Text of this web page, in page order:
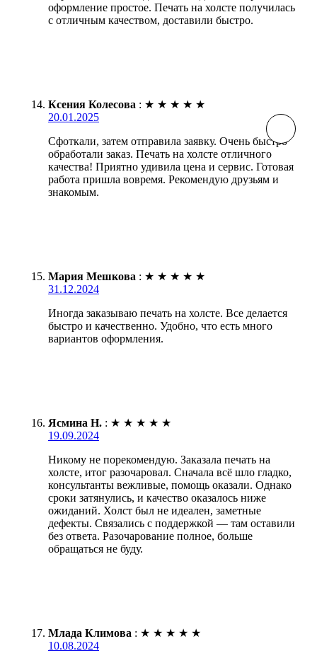
оформление простое. Печать на холсте получилась
с отличным качеством, доставили быстро.
Ксения Колесова : ★ ★ ★ ★ ★
20.01.2025
Сфоткали, затем отправила заявку. Очень быстро
обработали заказ. Печать на холсте отличного
качества! Приятно удивила цена и сервис. Готовая
работа пришла вовремя. Рекомендую друзьям и
знакомым.
Мария Мешкова : ★ ★ ★ ★ ★
31.12.2024
Иногда заказываю печать на холсте. Все делается
быстро и качественно. Удобно, что есть много
вариантов оформления.
Ясмина Н. : ★ ★ ★ ★ ★
19.09.2024
Никому не порекомендую. Заказала печать на
холсте, итог разочаровал. Сначала всё шло гладко,
консультанты вежливые, помощь оказали. Однако
сроки затянулись, и качество оказалось ниже
ожиданий. Холст был не идеален, заметные
дефекты. Связались с поддержкой — там оставили
без ответа. Разочарование полное, больше
обращаться не буду.
Млада Климова : ★ ★ ★ ★ ★
10.08.2024